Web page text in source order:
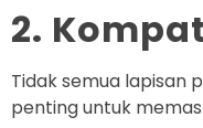
2.
Tidak semua lapisan
penting untuk